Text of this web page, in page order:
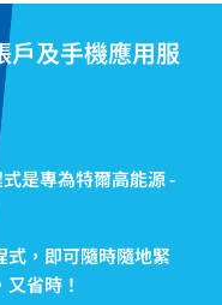
戶及手機應用服
是專為特爾高能源 -
式，即可隨時隨地緊
省時！